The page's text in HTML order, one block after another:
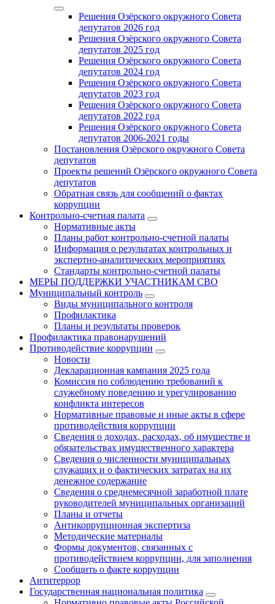
Решения Озёрского окружного Совета
депутатов 2026 год
Решения Озёрского окружного Совета
депутатов 2025 год
Решения Озёрского окружного Совета
депутатов 2024 год
Решения Озёрского окружного Совета
депутатов 2023 год
Решения Озёрского окружного Совета
депутатов 2022 год
Решения Озёрского окружного Совета
депутатов 2006-2021 годы
Постановления Озёрского окружного Совета
депутатов
Проекты решений Озёрского окружного Совета
депутатов
Обратная связь для сообщений о фактах
коррупции
Контрольно-счетная палата
Нормативные акты
Планы работ контрольно-счетной палаты
Информация о результатах контрольных и
экспертно-аналитических мероприятиях
Стандарты контрольно-счетной палаты
МЕРЫ ПОДДЕРЖКИ УЧАСТНИКАМ СВО
Муниципальный контроль
Виды муниципального контроля
Профилактика
Планы и результаты проверок
Профилактика правонарушений
Противодействие коррупции
Новости
Декларационная кампания 2025 года
Комиссия по соблюдению требований к
служебному поведению и урегулированию
конфликта интересов
Нормативные правовые и иные акты в сфере
противодействия коррупции
Сведения о доходах, расходах, об имуществе и
обязательствах имущественного характера
Сведения о численности муниципальных
служащих и о фактических затратах на их
денежное содержание
Сведения о среднемесячной заработной плате
руководителей муниципальных организаций
Планы и отчеты
Антикоррупционная экспертиза
Методические материалы
Формы документов, связанных с
противодействием коррупции, для заполнения
Сообщить о факте коррупции
Антитеррор
Государственная национальная политика